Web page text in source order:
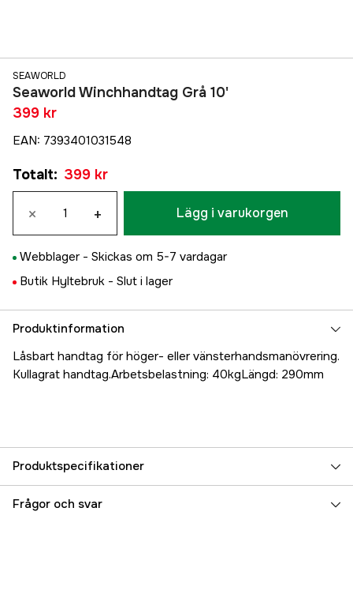
SEAWORLD
Seaworld Winchhandtag Grå 10'
399 kr
EAN: 7393401031548
Totalt: 399 kr
× + Lägg i varukorgen
Webblager - Skickas om 5-7 vardagar
Butik Hyltebruk - Slut i lager
Produktinformation
Låsbart handtag för höger- eller vänsterhandsmanövrering.
Kullagrat handtag.Arbetsbelastning: 40kgLängd: 290mm
Produktspecifikationer
Referensnummer 5000025891
Frågor och svar